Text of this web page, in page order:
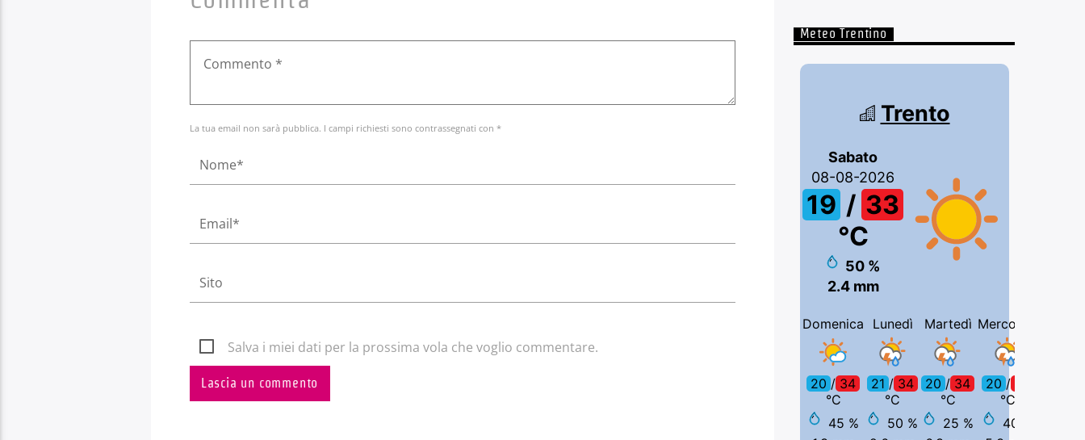
La tua email non sarà pubblica. I campi richiesti sono contrassegnati con *
Salva i miei dati per la prossima vola che voglio commentare.
Meteo Trentino